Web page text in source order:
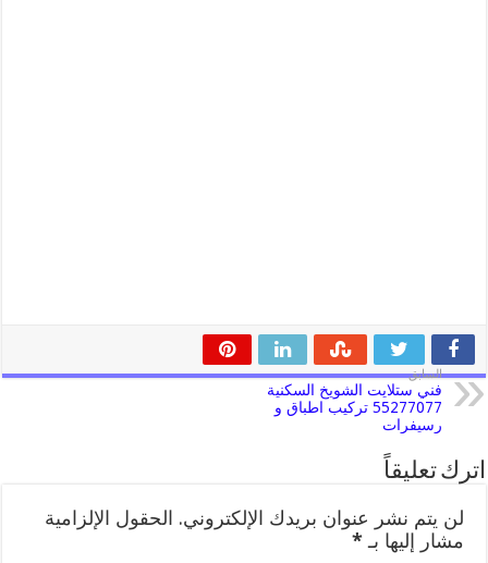
السابق
فني ستلايت الشويخ السكنية
55277077 تركيب اطباق و
رسيفرات
اترك تعليقاً
لن يتم نشر عنوان بريدك الإلكتروني. الحقول الإلزامية
مشار إليها بـ*